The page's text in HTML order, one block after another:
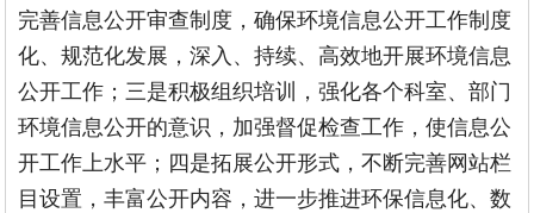
完善信息公开审查制度，确保环境信息公开工作制度
化、规范化发展，深入、持续、高效地开展环境信息
公开工作；三是积极组织培训，强化各个科室、部门
环境信息公开的意识，加强督促检查工作，使信息公
开工作上水平；四是拓展公开形式，不断完善网站栏
目设置，丰富公开内容，进一步推进环保信息化、数